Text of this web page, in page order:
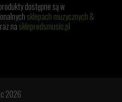
2026
dostępne są w
sklepach muzycznych &
na sklepredsmusic.pl